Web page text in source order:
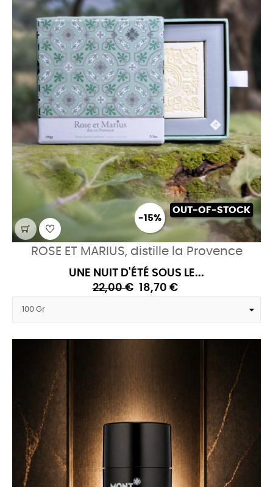
-15%
OUT-OF-STOCK
ROSE ET MARIUS, distille la Provence
UNE NUIT D'ÉTÉ SOUS LE...
22,00 € 18,70 €